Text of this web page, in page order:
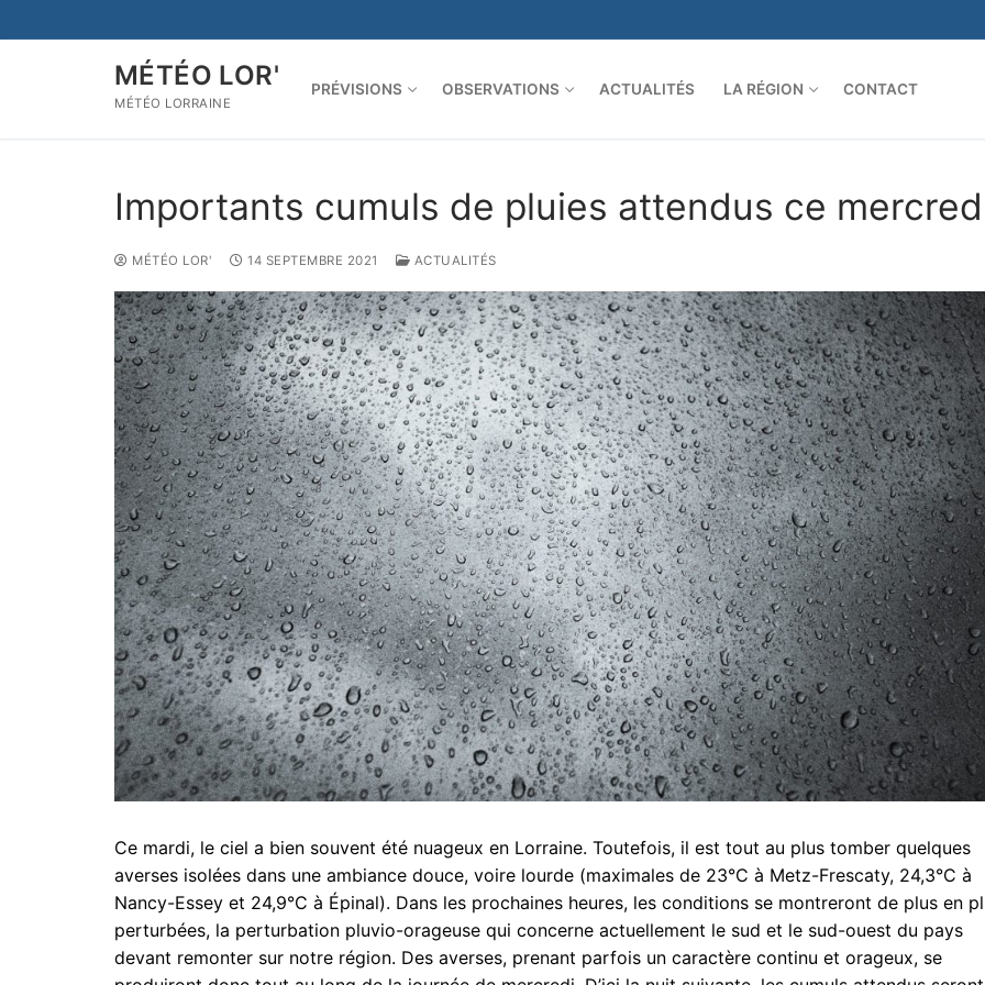
au
MÉTÉO LOR'
MÉTÉO LORRAINE
PRÉVISIONS OBSERVATIONS ACTUALITÉS LA RÉGION CONTACT
Importants cumuls de pluies attendus ce
MÉTÉO LOR' 14 SEPTEMBRE 2021 ACTUALITÉS
Ce mardi, le ciel a bien souvent été nuageux en Lorraine. Toutefois, il est tout au plus tomber quelques
averses isolées dans une ambiance douce, voire lourde (maximales de 23°C à Metz-Frescaty, 24,3°C à
Nancy-Essey et 24,9°C à Épinal). Dans les prochaines heures, les conditions se montreront de plus en
perturbées, la perturbation pluvio-orageuse qui concerne actuellement le sud et le sud-ouest du pays
devant remonter sur notre région. Des averses, prenant parfois un caractère continu et orageux, se